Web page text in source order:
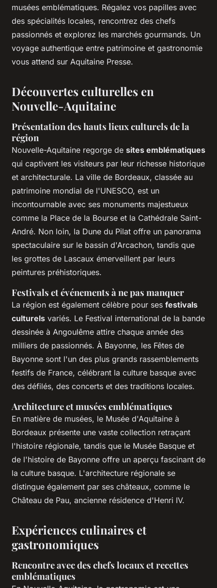
musées emblématiques. Régalez vos papilles avec
des spécialités locales, rencontrez des chefs
passionnés et explorez les marchés gourmands. Un
voyage authentique entre patrimoine et gastronomie
vous attend sur Aquitaine Presse.
Découvertes culturelles en
Nouvelle-Aquitaine
Présentation des hauts lieux culturels de la
région
Nouvelle-Aquitaine regorge de sites emblématiques
qui captivent les visiteurs par leur richesse historique
et architecturale. La ville de Bordeaux, classée au
patrimoine mondial de l'UNESCO, est un
incontournable avec ses monuments majestueux
comme la Place de la Bourse et la Cathédrale Saint-
André. Non loin, la Dune du Pilat offre un panorama
spectaculaire sur le bassin d'Arcachon, tandis que
les grottes de Lascaux émerveillent par leurs
peintures préhistoriques.
Festivals et événements à ne pas manquer
La région est également célèbre pour ses festivals
culturels variés. Le Festival international de la bande
dessinée à Angoulême attire chaque année des
milliers de passionnés. À Bayonne, les Fêtes de
Bayonne sont l'un des plus grands rassemblements
festifs de France, célébrant la culture basque avec
des défilés, des concerts et des traditions locales.
Architecture et musées emblématiques
En matière de musées, le Musée d'Aquitaine à
Bordeaux présente une vaste collection retraçant
l'histoire régionale, tandis que le Musée Basque et
de l'histoire de Bayonne offre un aperçu fascinant de
la culture basque. L'architecture régionale se
distingue également par ses châteaux, comme le
Château de Pau, ancienne résidence d'Henri IV.
Expériences culinaires et
gastronomiques
Rencontre avec des chefs locaux et recettes
emblématiques